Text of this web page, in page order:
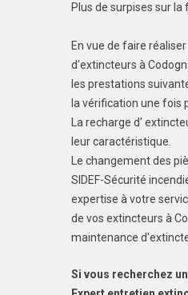
Plus de surpises sur la
En vue de faire
d'extincteurs à
les prestations
la vérification une fois
La recharge d'
leur caractéristique.
Le changement des
SIDEF-Sécurité
expertise à votre
de vos extincteurs à
maintenance
Si vous recherchez